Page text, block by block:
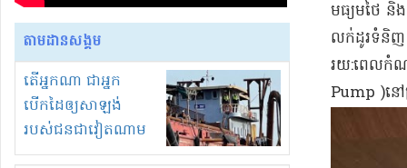
តាមដានសង្គម
តើអ្នកណា ជាអ្នក
បើកដៃឲ្យសាឡង់
របស់ជនជាវៀតណាម
ចូល មកខុស
មធ្យម​ថៃ និ
លក់ដូរ​ទំនិញ
រយ​:​ពេល​កំណ
Pump )​នៅ​